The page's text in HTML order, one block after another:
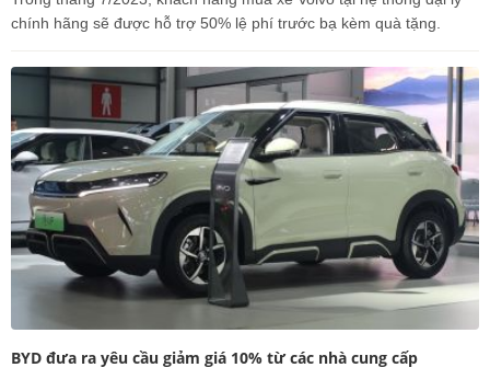
chính hãng sẽ được hỗ trợ 50% lệ phí trước bạ kèm quà tặng.
BYD đưa ra yêu cầu giảm giá 10% từ các nhà cung cấp